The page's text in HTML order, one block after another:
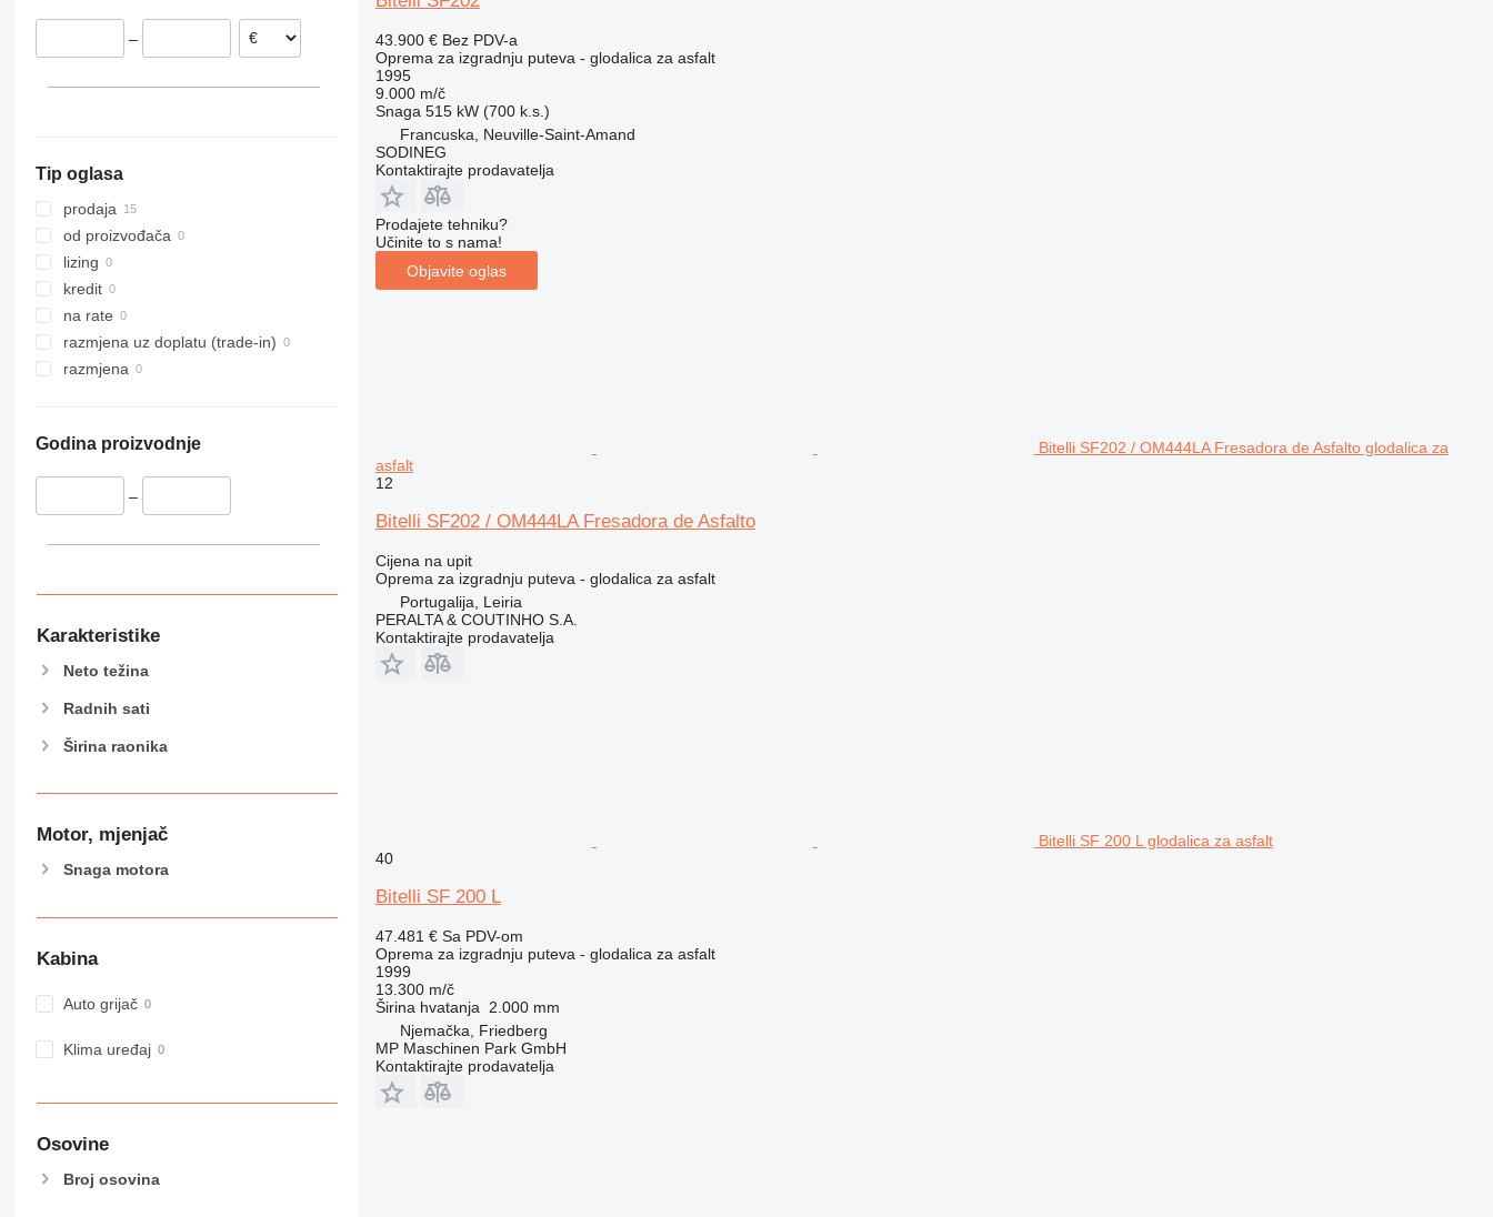
Francuska
Rumunjska
–
Tip oglasa
prodaja
od proizvođača
lizing
kredit
na rate
razmjena uz doplatu (trade-in)
razmjena
Godina proizvodnje
–
Karakteristike
Neto težina
Radnih sati
Širina raonika
Motor, mjenjač
Snaga motora
Kabina
Auto grijač
Klima uređaj
Osovine
Broj osovina
43.900 € Bez PDV-a
Oprema za izgradnju puteva - glodalica za asfalt
1995
9.000 m/č
Snaga 515 kW (700 k.s.)
Francuska, Neuville-Saint-Amand
SODINEG
Kontaktirajte prodavatelja
Prodajete tehniku?
Učinite to s nama!
Objavite oglas
Bitelli SF202 / OM444LA Fresadora de Asfalto glodalica za
asfalt
12
Bitelli SF202 / OM444LA Fresadora de Asfalto
Cijena na upit
Oprema za izgradnju puteva - glodalica za asfalt
Portugalija, Leiria
PERALTA & COUTINHO S.A.
Kontaktirajte prodavatelja
Bitelli SF 200 L glodalica za asfalt
40
Bitelli SF 200 L
47.481 € Sa PDV-om
Oprema za izgradnju puteva - glodalica za asfalt
1999
13.300 m/č
Širina hvatanja
2.000 mm
Njemačka, Friedberg
MP Maschinen Park GmbH
Kontaktirajte prodavatelja